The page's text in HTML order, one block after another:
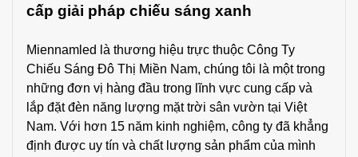
cấp giải pháp chiếu sáng xanh
Miennamled là thương hiệu trực thuộc Công Ty
Chiếu Sáng Đô Thị Miền Nam, chúng tôi là một trong
những đơn vị hàng đầu trong lĩnh vực cung cấp và
lắp đặt đèn năng lượng mặt trời sân vườn tại Việt
Nam. Với hơn 15 năm kinh nghiệm, công ty đã khẳng
định được uy tín và chất lượng sản phẩm của mình